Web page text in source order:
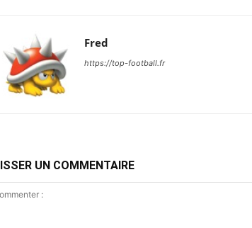
Fred
https://top-football.fr
UN COMMENTAIRE